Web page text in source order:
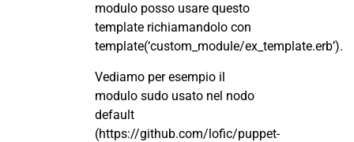
modulo posso usare questo
template richiamandolo con
template(‘custom_module/ex_template.erb’).
Vediamo per esempio il
modulo sudo usato nel nodo
default
(https://github.com/lofic/puppet-